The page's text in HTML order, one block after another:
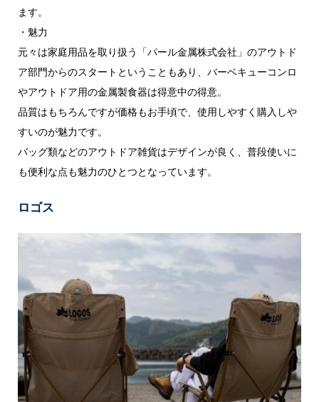
ます。
・魅力
元々は家庭用品を取り扱う「パール金属株式会社」のアウトド
ア部門からのスタートということもあり、バーベキューコンロ
やアウトドア用の金属製食器は得意中の得意。
品質はもちろんですが価格もお手頃で、使用しやすく購入しや
すいのが魅力です。
バッグ類などのアウトドア雑貨はデザインが良く、普段使いに
も便利な点も魅力のひとつとなっています。
ロゴス